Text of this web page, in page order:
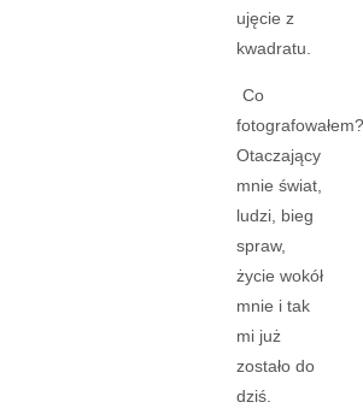
ujęcie z
kwadratu.
Co
fotografowałem?
Otaczający
mnie świat,
ludzi, bieg
spraw,
życie wokół
mnie i tak
mi już
zostało do
dziś.